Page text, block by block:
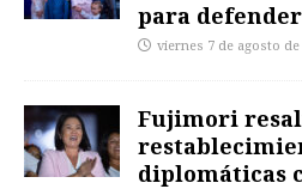
para
viernes 7 de agosto de
Fujimori
diplomáticas